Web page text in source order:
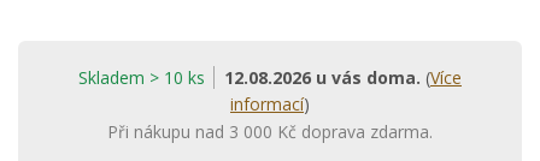
Skladem > 10 ks 12.08.2026 u vás doma. (Více
informací)
Při nákupu nad 3 000 Kč doprava zdarma.